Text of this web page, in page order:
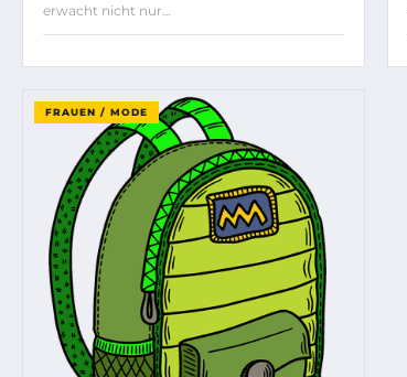
erwacht nicht nur…
FRAUEN / MODE